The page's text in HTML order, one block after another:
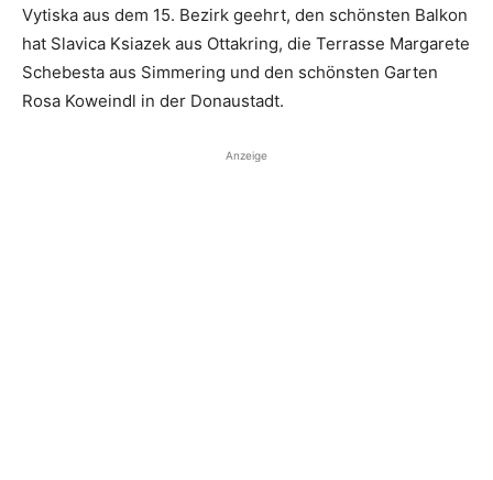
Vytiska aus dem 15. Bezirk geehrt, den schönsten Balkon
hat Slavica Ksiazek aus Ottakring, die Terrasse Margarete
Schebesta aus Simmering und den schönsten Garten
Rosa Koweindl in der ­Donaustadt.
Anzeige